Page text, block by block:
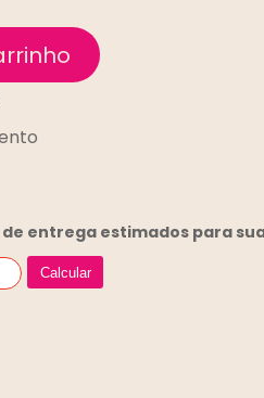
de entrega estimados para
Calcular